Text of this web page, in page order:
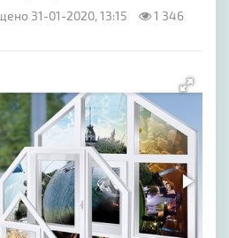
31-01-2020, 13:15
1 346